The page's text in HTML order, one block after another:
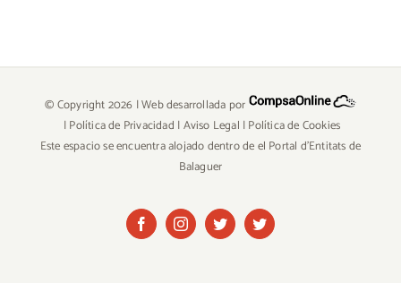
© Copyright2026 | Web desarrollada por
|Política de Privacidad |Aviso Legal |Política de Cookies
Este espacio se encuentra alojado dentro de el Portal d'Entitats de
Balaguer
FacebookInstagramTwitterTwitter